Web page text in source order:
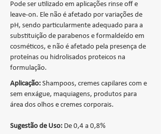
Pode ser utilizado em aplicações rinse off e
leave-on. Ele não é afetado por variações de
pH, sendo particularmente adequado para a
substituição de parabenos e formaldeído em
cosméticos, e não é afetado pela presença de
proteínas ou hidrolisados proteicos na
formulação.
Aplicação: Shampoos, cremes capilares com e
sem enxágue, maquiagens, produtos para
área dos olhos e cremes corporais.
Sugestão de Uso: De 0,4 a 0,8%